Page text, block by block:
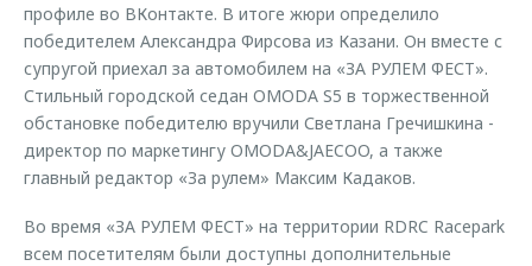
профиле во ВКонтакте. В итоге жюри определило
победителем Александра Фирсова из Казани. Он вместе с
супругой приехал за автомобилем на «ЗА РУЛЕМ ФЕСТ».
Стильный городской седан OMODA S5 в торжественной
обстановке победителю вручили Светлана Гречишкина -
директор по маркетингу OMODA&JAECOO, а также
главный редактор «За рулем» Максим Кадаков.
Во время «ЗА РУЛЕМ ФЕСТ» на территории RDRC Racepark
всем посетителям были доступны дополнительные